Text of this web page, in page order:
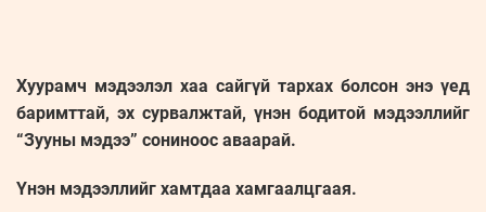
Хуурамч мэдээлэл хаа сайгүй тархах болсон энэ үед
баримттай, эх сурвалжтай, үнэн бодитой мэдээллийг
“Зууны мэдээ” сониноос аваарай.
Үнэн мэдээллийг хамтдаа хамгаалцгаая.